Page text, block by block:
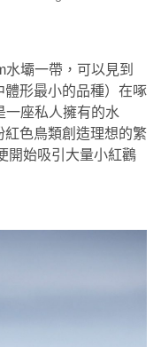
壩一帶，可以見到
形最小的品種）在啄
一座私人擁有的水
色鳥類創造理想的繁
開始吸引大量小紅鸛